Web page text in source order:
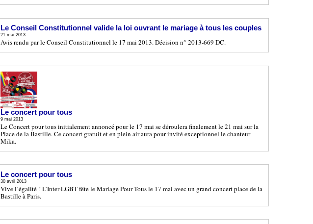
Le Conseil Constitutionnel valide la loi ouvrant le mariage à tous les couples
21 mai 2013
Avis rendu par le Conseil Constitutionnel le 17 mai 2013. Décision n° 2013-669 DC.
Le concert pour tous
9 mai 2013
Le Concert pour tous initialement annoncé pour le 17 mai se déroulera finalement le 21 mai sur la
Place de la Bastille. Ce concert gratuit et en plein air aura pour invité exceptionnel le chanteur
Mika.
Le concert pour tous
30 avril 2013
Vive l’égalité ! L’Inter-LGBT fête le Mariage Pour Tous le 17 mai avec un grand concert place de la
Bastille à Paris.